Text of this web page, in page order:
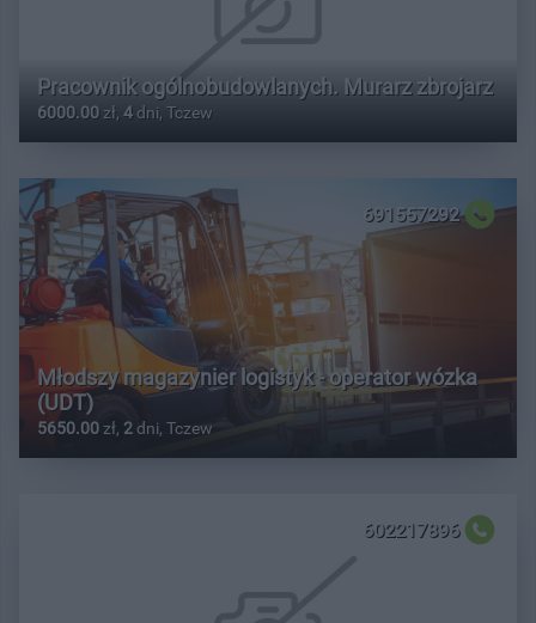
Pracownik ogólnobudowlanych. Murarz zbrojarz
6000.00 zł, 4dni, Tczew
691557292
Młodszy magazynier logistyk - operator wózka
(UDT)
5650.00 zł, 2 dni, Tczew
602217896